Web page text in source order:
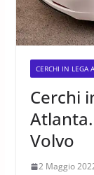
CERCHI IN LEGA
Cerchi
Volvo
2 Maggio